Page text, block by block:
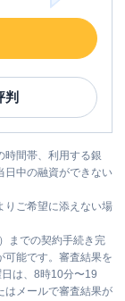
判
時間帯、利用する銀
日中の融資ができない
りご希望に添えない場
までの契約手続き完
可能です。審査結果を
は、8時10分〜19
はメールで審査結果が